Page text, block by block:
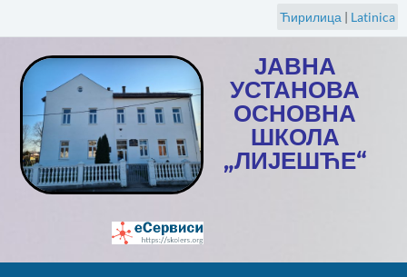
Ћирилица | Latinica
ЈАВНА
УСТАНОВА
ОСНОВНА
ШКОЛА
„ЛИЈЕШЋЕ“